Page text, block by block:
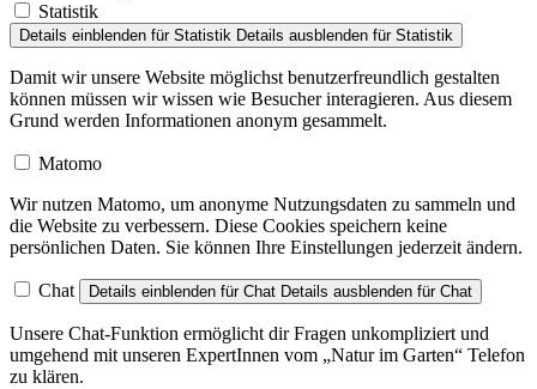
Statistik
Details einblenden für Statistik Details ausblenden für Statistik
Damit wir unsere Website möglichst benutzerfreundlich gestalten
können müssen wir wissen wie Besucher interagieren. Aus diesem
Grund werden Informationen anonym gesammelt.
Matomo
Wir nutzen Matomo, um anonyme Nutzungsdaten zu sammeln und
die Website zu verbessern. Diese Cookies speichern keine
persönlichen Daten. Sie können Ihre Einstellungen jederzeit ändern.
Chat Details einblenden für Chat Details ausblenden für Chat
Unsere Chat-Funktion ermöglicht dir Fragen unkompliziert und
umgehend mit unseren ExpertInnen vom „Natur im Garten“ Telefon
zu klären.